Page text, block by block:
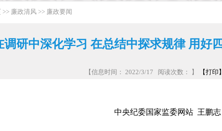
>> 廉政清风 >> 廉政要闻
调研中深化学习 在总结中探求规律 用好
【信息时间： 2022/3/17 阅读次数： 】 【打印】
中央纪委国家监委网站 王鹏志